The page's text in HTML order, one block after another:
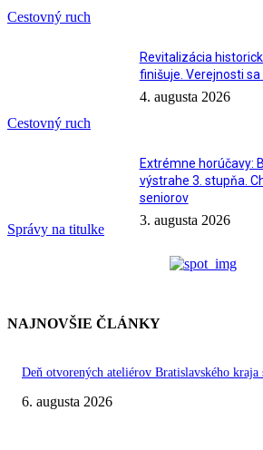
Cestovný ruch
Cestovný ruch
Revitalizácia
finišuje. Verejnosti
4. augusta 2026
Správy na titulke
Extrémne horúčavy:
výstrahe 3. stupňa.
seniorov
3. augusta 2026
NAJNOVŠIE ČLÁNKY
Deň otvorených ateliérov Bratislavského kraja
6. augusta 2026